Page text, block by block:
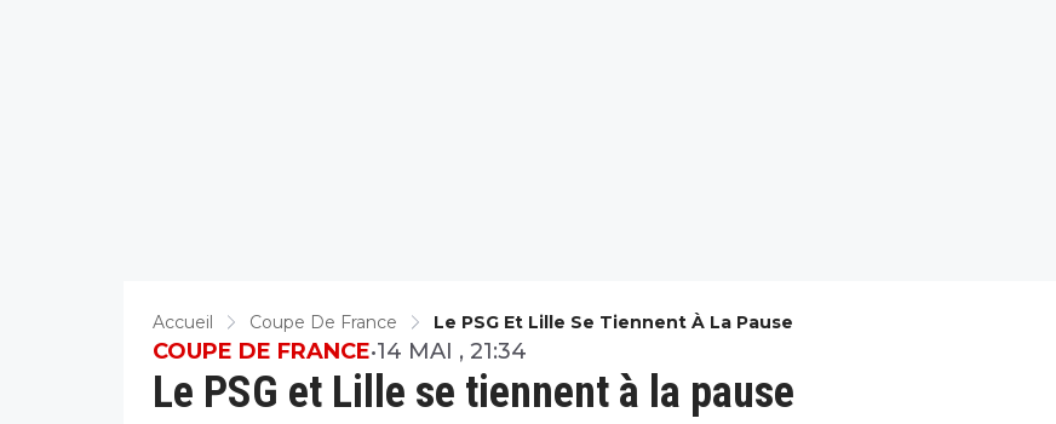
Accueil Coupe De France Le PSG Et Lille Se Tiennent À La Pause
Le PSG et Lille se tiennent à la pause
COUPE DE FRANCE•14 MAI , 21:34